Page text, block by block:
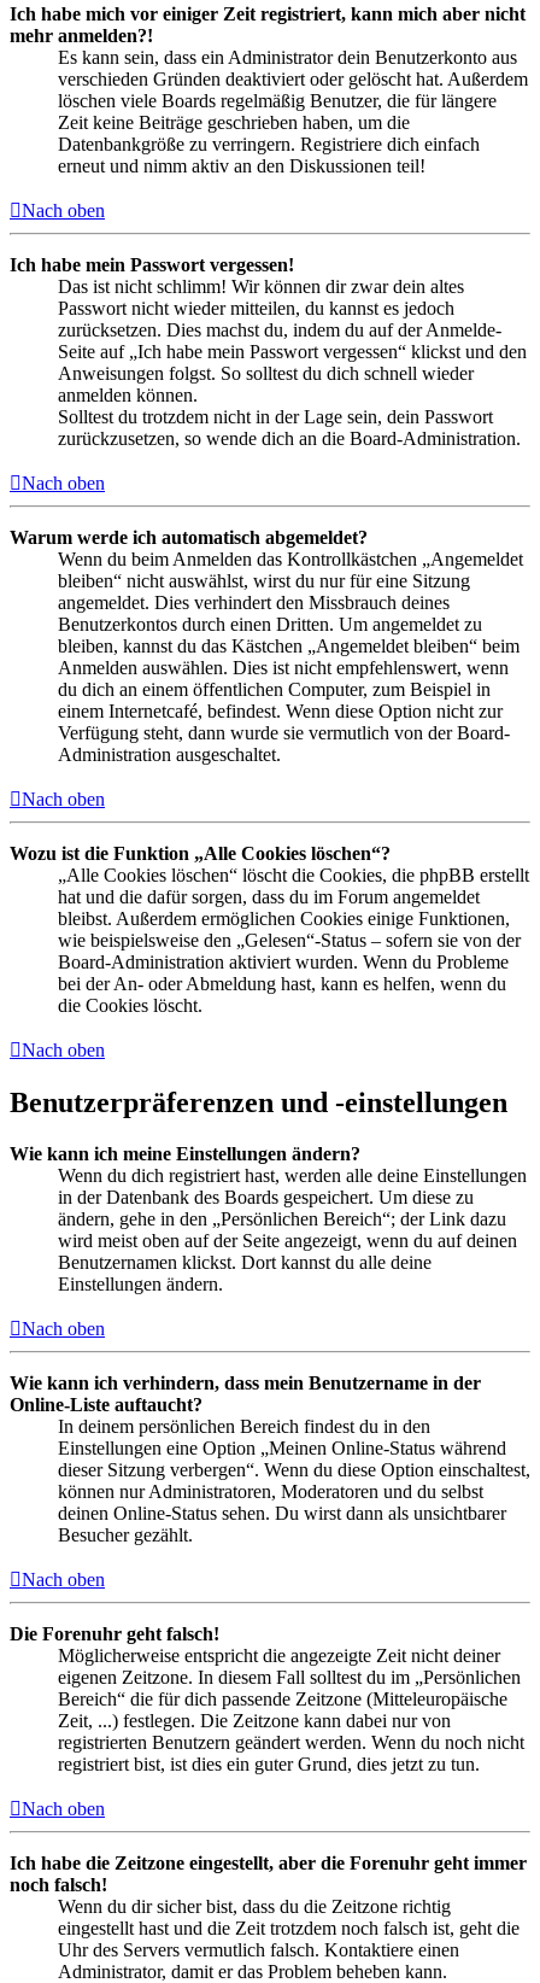
Ich habe mich vor einiger Zeit registriert, kann mich aber nicht
mehr anmelden?!
Es kann sein, dass ein Administrator dein Benutzerkonto aus
verschieden Gründen deaktiviert oder gelöscht hat. Außerdem
löschen viele Boards regelmäßig Benutzer, die für längere
Zeit keine Beiträge geschrieben haben, um die
Datenbankgröße zu verringern. Registriere dich einfach
erneut und nimm aktiv an den Diskussionen teil!
Nach oben
Ich habe mein Passwort vergessen!
Das ist nicht schlimm! Wir können dir zwar dein altes
Passwort nicht wieder mitteilen, du kannst es jedoch
zurücksetzen. Dies machst du, indem du auf der Anmelde-
Seite auf „Ich habe mein Passwort vergessen“ klickst und den
Anweisungen folgst. So solltest du dich schnell wieder
anmelden können.
Solltest du trotzdem nicht in der Lage sein, dein Passwort
zurückzusetzen, so wende dich an die Board-Administration.
Nach oben
Warum werde ich automatisch abgemeldet?
Wenn du beim Anmelden das Kontrollkästchen „Angemeldet
bleiben“ nicht auswählst, wirst du nur für eine Sitzung
angemeldet. Dies verhindert den Missbrauch deines
Benutzerkontos durch einen Dritten. Um angemeldet zu
bleiben, kannst du das Kästchen „Angemeldet bleiben“ beim
Anmelden auswählen. Dies ist nicht empfehlenswert, wenn
du dich an einem öffentlichen Computer, zum Beispiel in
einem Internetcafé, befindest. Wenn diese Option nicht zur
Verfügung steht, dann wurde sie vermutlich von der Board-
Administration ausgeschaltet.
Nach oben
Wozu ist die Funktion „Alle Cookies löschen“?
„Alle Cookies löschen“ löscht die Cookies, die phpBB erstellt
hat und die dafür sorgen, dass du im Forum angemeldet
bleibst. Außerdem ermöglichen Cookies einige Funktionen,
wie beispielsweise den „Gelesen“-Status – sofern sie von der
Board-Administration aktiviert wurden. Wenn du Probleme
bei der An- oder Abmeldung hast, kann es helfen, wenn du
die Cookies löscht.
Nach oben
Benutzerpräferenzen und -einstellungen
Wie kann ich meine Einstellungen ändern?
Wenn du dich registriert hast, werden alle deine Einstellungen
in der Datenbank des Boards gespeichert. Um diese zu
ändern, gehe in den „Persönlichen Bereich“; der Link dazu
wird meist oben auf der Seite angezeigt, wenn du auf deinen
Benutzernamen klickst. Dort kannst du alle deine
Einstellungen ändern.
Nach oben
Wie kann ich verhindern, dass mein Benutzername in der
Online-Liste auftaucht?
In deinem persönlichen Bereich findest du in den
Einstellungen eine Option „Meinen Online-Status während
dieser Sitzung verbergen“. Wenn du diese Option einschaltest,
können nur Administratoren, Moderatoren und du selbst
deinen Online-Status sehen. Du wirst dann als unsichtbarer
Besucher gezählt.
Nach oben
Die Forenuhr geht falsch!
Möglicherweise entspricht die angezeigte Zeit nicht deiner
eigenen Zeitzone. In diesem Fall solltest du im „Persönlichen
Bereich“ die für dich passende Zeitzone (Mitteleuropäische
Zeit, ...) festlegen. Die Zeitzone kann dabei nur von
registrierten Benutzern geändert werden. Wenn du noch nicht
registriert bist, ist dies ein guter Grund, dies jetzt zu tun.
Nach oben
Ich habe die Zeitzone eingestellt, aber die Forenuhr geht immer
noch falsch!
Wenn du dir sicher bist, dass du die Zeitzone richtig
eingestellt hast und die Zeit trotzdem noch falsch ist, geht die
Uhr des Servers vermutlich falsch. Kontaktiere einen
Administrator, damit er das Problem beheben kann.